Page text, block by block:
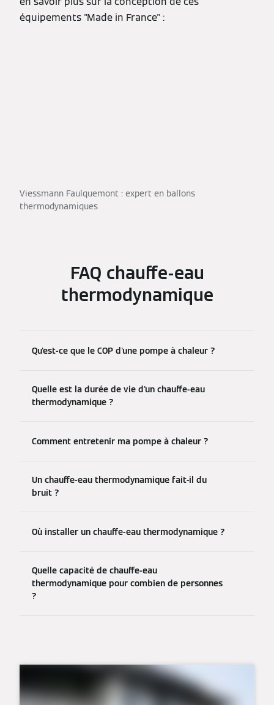
équipements "Made in France" :
Viessmann Faulquemont : expert en ballons
thermodynamiques
FAQ chauffe-eau
thermodynamique
Qu'est-ce que le COP d'une pompe à chaleur ?
Quelle est la durée de vie d'un chauffe-eau
thermodynamique ?
Comment entretenir ma pompe à chaleur ?
Un chauffe-eau thermodynamique fait-il du
bruit ?
Où installer un chauffe-eau thermodynamique ?
Quelle capacité de chauffe-eau
thermodynamique pour combien de personnes
?